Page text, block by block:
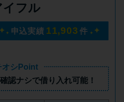
ードローンの選び方を徹
！
の返済方法を徹底解
っとも便利でお得な返済
れ？
イフル
申込実績 11,903 件
オシPoint
認ナシで借り入れ可能！